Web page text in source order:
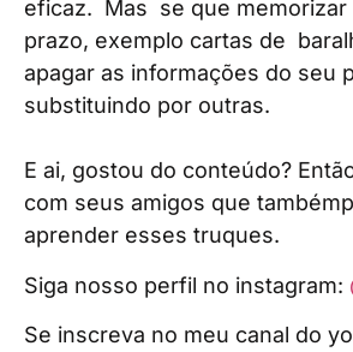
eficaz. Mas se que memorizar
prazo, exemplo cartas de
apagar as informações do seu
substituindo por outras.
E ai, gostou do conteúdo?
com seus amigos que
aprender esses truques.
Siga nosso perfil no instagram:
Se inscreva no meu canal do